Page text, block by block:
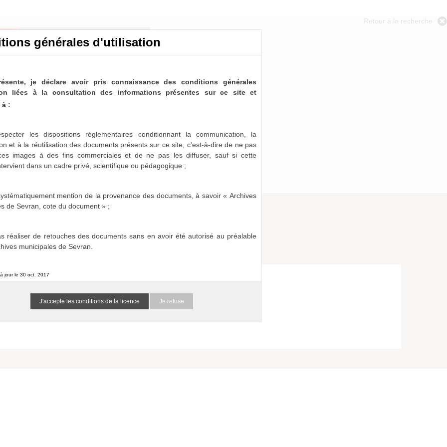
Retour à la recherche
de Sevran sont désormais partiellement disponibles
1975, 1986-1987 et 1996-2001 sont actuellement
dans les mois qui viennent.
et journaux municipaux de Sevran
spécifiés :
générales d'utilisation
je déclare avoir pris connaissance des conditions générales
liées à la consultation des informations présentes sur ce site et
à :
les dispositions réglementaires conditionnant la communication, la
et à la réutilisation des documents présents sur ce site, c'est-à-dire de ne pas
images à des fins commerciales et de ne pas les diffuser, sauf si cette
dans un cadre privé, scientifique ou pédagogique ;
mention de la provenance des documents, à savoir « Archives
de Sevran, cote du document » ;
réaliser de retouches des documents sans en avoir été autorisé au préalable
municipales de Sevran.
jour le 30 oct. 2017
Je refuse